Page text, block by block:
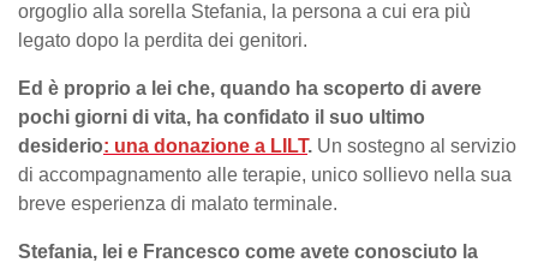
orgoglio alla sorella Stefania, la persona a cui era più
legato dopo la perdita dei genitori.
Ed è proprio a lei che, quando ha scoperto di avere
pochi giorni di vita, ha confidato il suo ultimo
desiderio: una donazione a LILT. Un sostegno al servizio
di accompagnamento alle terapie, unico sollievo nella sua
breve esperienza di malato terminale.
Stefania, lei e Francesco come avete conosciuto la